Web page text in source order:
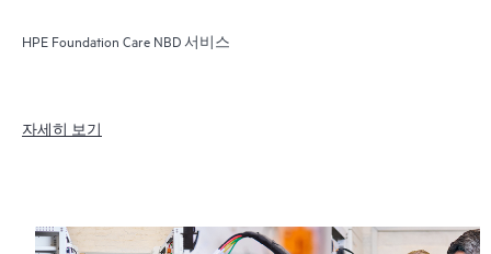
HPE Foundation Care NBD 서비스
자세히 보기